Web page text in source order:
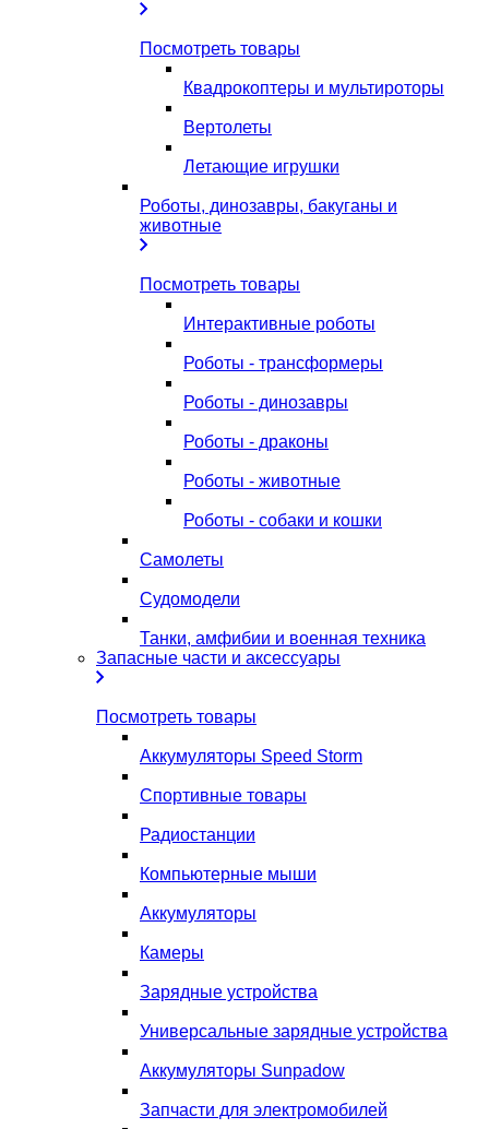
Посмотреть товары
Квадрокоптеры и мультироторы
Вертолеты
Летающие игрушки
Роботы, динозавры, бакуганы и
животные
Посмотреть товары
Интерактивные роботы
Роботы - трансформеры
Роботы - динозавры
Роботы - драконы
Роботы - животные
Роботы - собаки и кошки
Самолеты
Судомодели
Танки, амфибии и военная техника
Запасные части и аксессуары
Посмотреть товары
Аккумуляторы Speed Storm
Спортивные товары
Радиостанции
Компьютерные мыши
Аккумуляторы
Камеры
Зарядные устройства
Универсальные зарядные устройства
Аккумуляторы Sunpadow
Запчасти для электромобилей